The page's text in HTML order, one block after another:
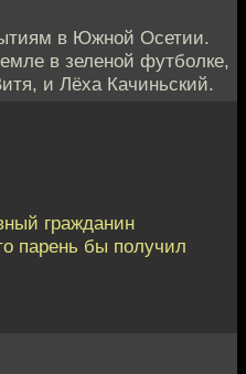
в Южной Осетии.
в зеленой футболке,
и Лёха Качиньский.
гражданин
парень бы получил